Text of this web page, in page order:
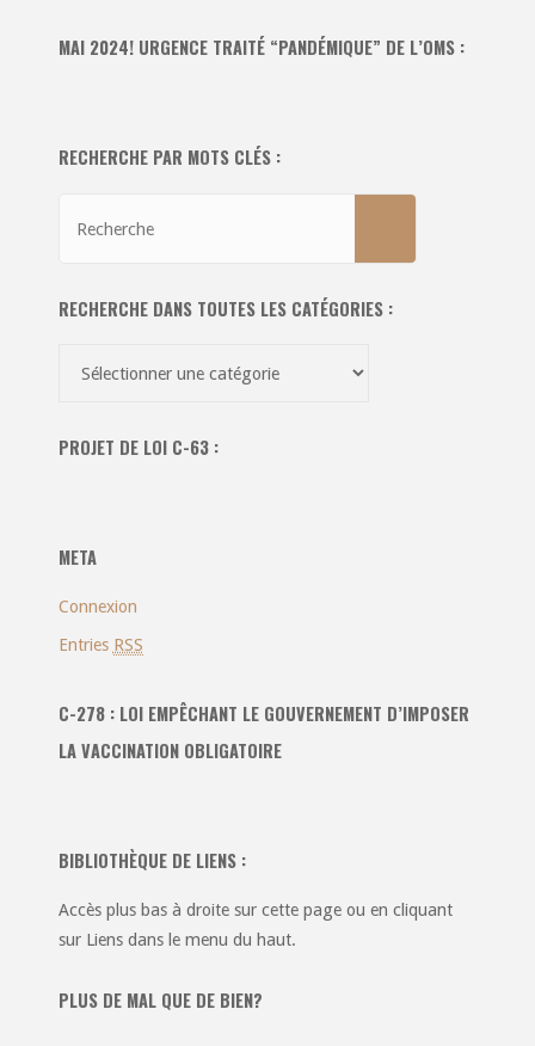
MAI 2024! URGENCE TRAITÉ “PANDÉMIQUE” DE L’OMS :
RECHERCHE PAR MOTS CLÉS :
RECHERCHE DANS TOUTES LES CATÉGORIES :
les
PROJET DE LOI C-63 :
META
Connexion
Entries RSS
C-278 : LOI EMPÊCHANT LE GOUVERNEMENT D’IMPOSER
LA VACCINATION OBLIGATOIRE
BIBLIOTHÈQUE DE LIENS :
Accès plus bas à droite sur cette page ou en cliquant
sur Liens dans le menu du haut.
PLUS DE MAL QUE DE BIEN?